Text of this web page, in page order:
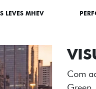
LEVES MHEV